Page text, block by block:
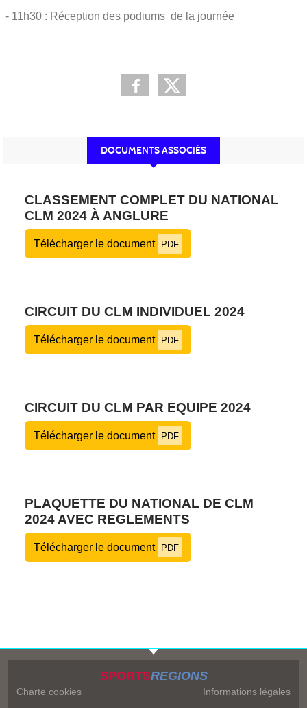
- 11h30 : Réception des podiums de la journée
DOCUMENTS ASSOCIÉS
CLASSEMENT COMPLET DU NATIONAL
CLM 2024 À ANGLURE
Télécharger le document PDF
CIRCUIT DU CLM INDIVIDUEL 2024
Télécharger le document PDF
CIRCUIT DU CLM PAR EQUIPE 2024
Télécharger le document PDF
PLAQUETTE DU NATIONAL DE CLM
2024 AVEC REGLEMENTS
Télécharger le document PDF
SPORTSREGIONS
Charte cookies
Informations légales